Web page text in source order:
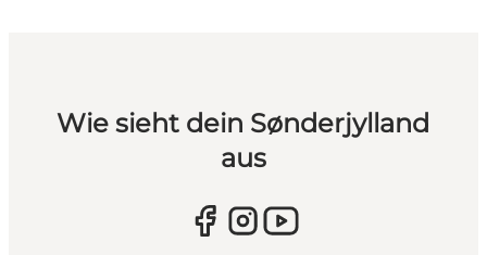
Wie sieht dein Sønderjylland
aus